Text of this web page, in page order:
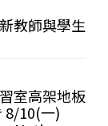
教師與學生
室高架地板
8/10(一)